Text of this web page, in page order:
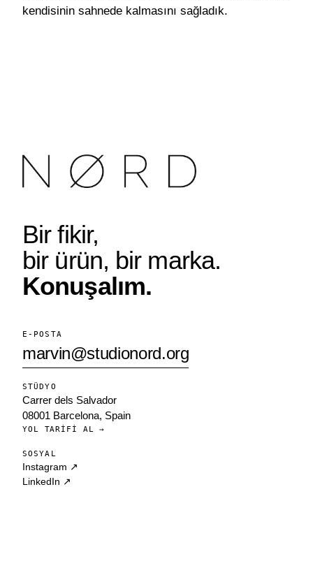
kendisinin sahnede kalmasını sağladık.
Bir fikir,
bir ürün, bir marka.
Konuşalım.
E-POSTA
marvin@studionord.org
STÜDYO
Carrer dels Salvador
08001 Barcelona, Spain
YOL TARIFI AL →
SOSYAL
Instagram ↗
LinkedIn ↗